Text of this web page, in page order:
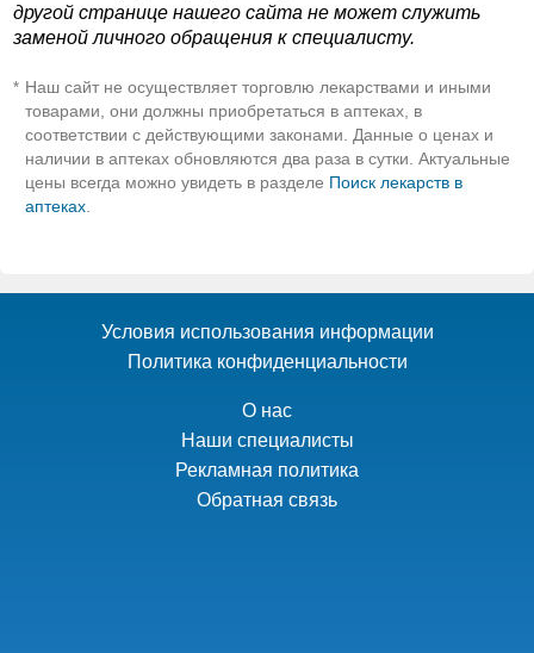
другой странице нашего сайта не может служить
заменой личного обращения к специалисту.
* Наш сайт не осуществляет торговлю лекарствами и иными
товарами, они должны приобретаться в аптеках, в
соответствии с действующими законами. Данные о ценах и
наличии в аптеках обновляются два раза в сутки. Актуальные
цены всегда можно увидеть в разделе Поиск лекарств в
аптеках
Условия использования информации
Политика конфиденциальности
О нас
Наши специалисты
Рекламная политика
Обратная связь